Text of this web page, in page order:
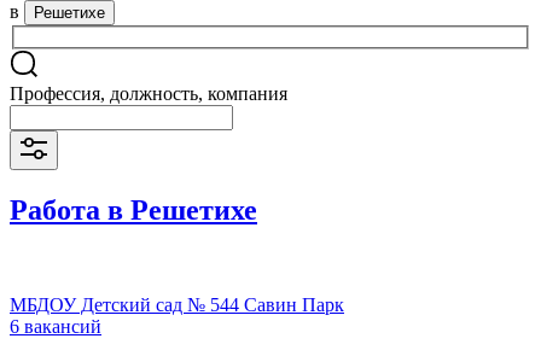
в Решетихе
Профессия, должность, компания
Работа в Решетихе
МБДОУ Детский сад № 544 Савин Парк
6 вакансий